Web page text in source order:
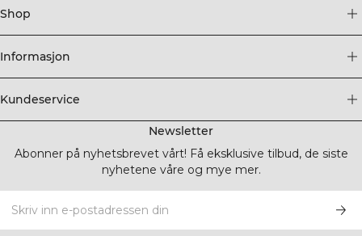
Shop
Informasjon
Kundeservice
Newsletter
Abonner på nyhetsbrevet vårt! Få eksklusive tilbud, de siste
nyhetene våre og mye mer.